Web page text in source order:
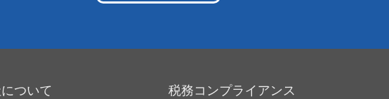
ついて 税務コンプライアンス